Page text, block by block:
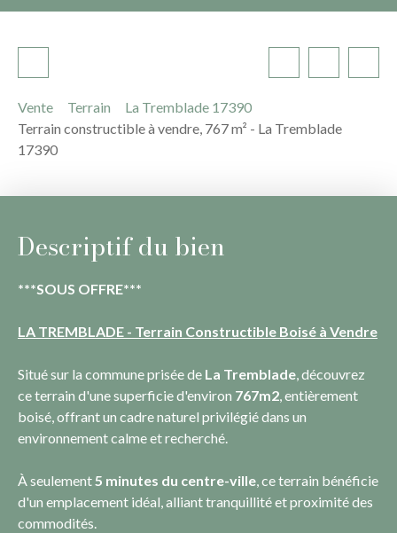
Vente Terrain
La Tremblade 17390
Terrain constructible à vendre, 767 m² - La Tremblade
17390
Descriptif du bien
***SOUS OFFRE***
LA TREMBLADE - Terrain Constructible Boisé à Vendre
Situé sur la commune prisée de La Tremblade, découvrez
ce terrain d'une superficie d'environ 767m2, entièrement
boisé, offrant un cadre naturel privilégié dans un
environnement calme et recherché.
À seulement5 minutes du centre-ville, ce terrain bénéficie
d'un emplacement idéal, alliant tranquillité et proximité des
commodités.